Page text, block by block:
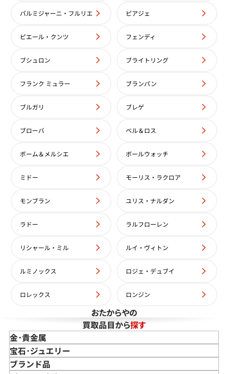
・コンスタンタン パトリモ
日時点の参考買取価格です
ヴァシュロン・コンスタンタ
ルバー
参考買取価格
※2024年7月9日時点の参考買
パルミジャーニ・フルリエ ピアジェ
ピエール・クンツ フェンディ
ブシュロン ブライトリング
フランク ミュラー ブランパン
ブルガリ ブレゲ
ブローバ ベル＆ロス
ボーム＆メルシエ ボールウォッチ
ミドー モーリス・ラクロア
モンブラン ユリス・ナルダン
ラドー ラルフローレン
リシャール・ミル ルイ・ヴィトン
ルミノックス ロジェ・デュブイ
ロレックス ロンジン
おたからやの
買取品目から探す
金･貴金属
金 買取
金のインゴット 買取
宝石･ジュエリー
宝石･ジュエリー買取
ブランド品